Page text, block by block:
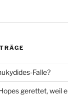
Falle?
gerettet, weil